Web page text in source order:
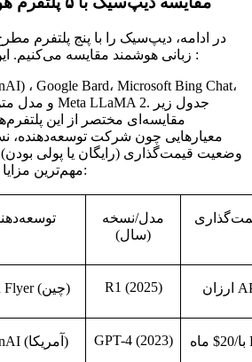
در ادامه، دیپ‌سیک را با پنج پلتفرم
زبانی هوشمند مقایسه می‌کنیم. این پنج پلتفرم عبارت‌اند از :
مقایسه‌ای مختصر از این
معیارهایی چون شرکت
وضعیت قیمت‌گذاری (رایگان یا پولی بودن)،
مهم‌ترین مزایا و محدودیت‌های هر کدام:
توسعه نسخه/مدل
(سال)
گذاری
Flyer (چین) R1 (2025) ارزان
(آمریکا ) GPT-4 (2023) با$20/ ماه